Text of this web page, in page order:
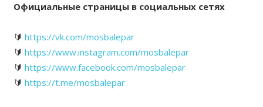
Официальные страницы в социальных сетях
🔰 https://vk.com/mosbalepar
🔰 https://www.instagram.com/mosbalepar
🔰 https://www.facebook.com/mosbalepar
🔰 https://t.me/mosbalepar